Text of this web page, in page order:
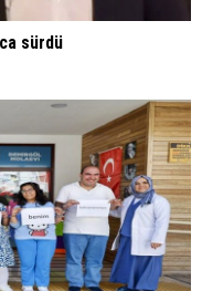
sürdü